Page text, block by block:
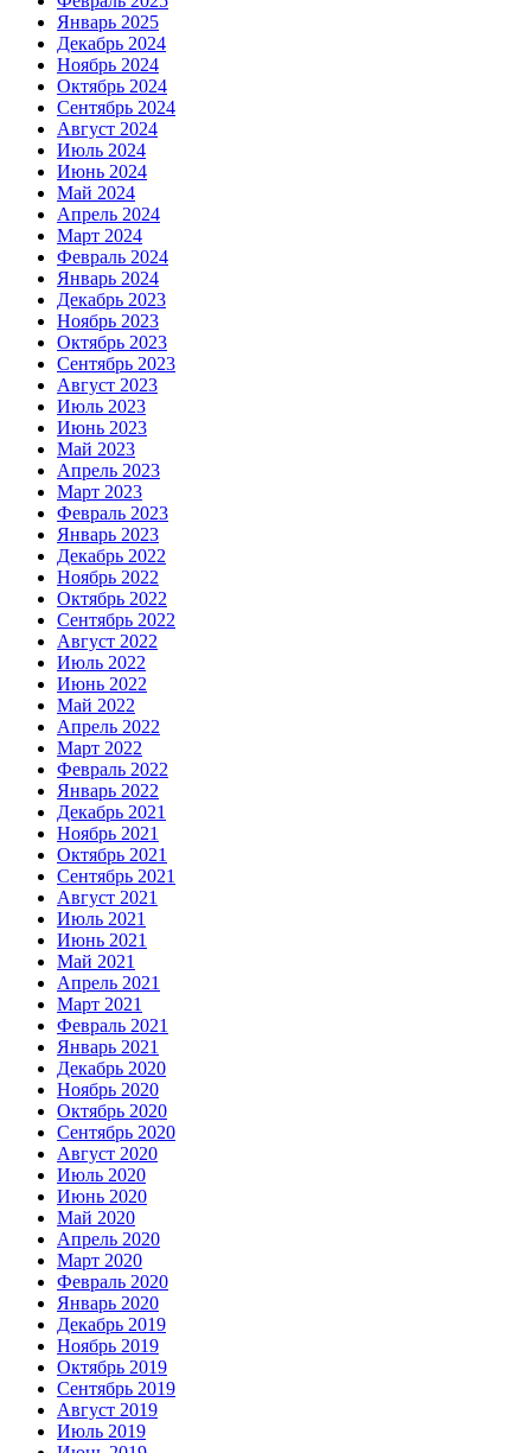
Январь 2025
Декабрь 2024
Ноябрь 2024
Октябрь 2024
Сентябрь 2024
Август 2024
Июль 2024
Июнь 2024
Май 2024
Апрель 2024
Март 2024
Февраль 2024
Январь 2024
Декабрь 2023
Ноябрь 2023
Октябрь 2023
Сентябрь 2023
Август 2023
Июль 2023
Июнь 2023
Май 2023
Апрель 2023
Март 2023
Февраль 2023
Январь 2023
Декабрь 2022
Ноябрь 2022
Октябрь 2022
Сентябрь 2022
Август 2022
Июль 2022
Июнь 2022
Май 2022
Апрель 2022
Март 2022
Февраль 2022
Январь 2022
Декабрь 2021
Ноябрь 2021
Октябрь 2021
Сентябрь 2021
Август 2021
Июль 2021
Июнь 2021
Май 2021
Апрель 2021
Март 2021
Февраль 2021
Январь 2021
Декабрь 2020
Ноябрь 2020
Октябрь 2020
Сентябрь 2020
Август 2020
Июль 2020
Июнь 2020
Май 2020
Апрель 2020
Март 2020
Февраль 2020
Январь 2020
Декабрь 2019
Ноябрь 2019
Октябрь 2019
Сентябрь 2019
Август 2019
Июль 2019